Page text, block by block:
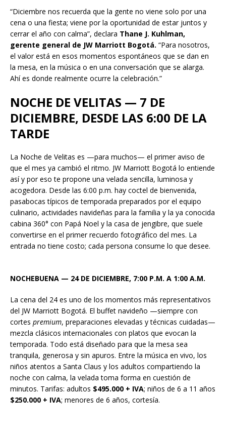
“Diciembre nos recuerda que la gente no viene solo por una
cena o una fiesta; viene por la oportunidad de estar juntos y
cerrar el año con calma”, declara Thane J. Kuhlman,
gerente general de JW Marriott Bogotá. “Para nosotros,
el valor está en esos momentos espontáneos que se dan en
la mesa, en la música o en una conversación que se alarga.
Ahí es donde realmente ocurre la celebración.”
NOCHE DE VELITAS — 7 DE
DICIEMBRE, DESDE LAS 6:00 DE LA
TARDE
La Noche de Velitas es —para muchos— el primer aviso de
que el mes ya cambió el ritmo. JW Marriott Bogotá lo entiende
así y por eso te propone una velada sencilla, luminosa y
acogedora. Desde las 6:00 p.m. hay coctel de bienvenida,
pasabocas típicos de temporada preparados por el equipo
culinario, actividades navideñas para la familia y la ya conocida
cabina 360° con Papá Noel y la casa de jengibre, que suele
convertirse en el primer recuerdo fotográfico del mes. La
entrada no tiene costo; cada persona consume lo que desee.
NOCHEBUENA — 24 DE DICIEMBRE, 7:00 P.M. A 1:00 A.M.
La cena del 24 es uno de los momentos más representativos
del JW Marriott Bogotá. El buffet navideño —siempre con
cortes premium, preparaciones elevadas y técnicas cuidadas—
mezcla clásicos internacionales con platos que evocan la
temporada. Todo está diseñado para que la mesa sea
tranquila, generosa y sin apuros. Entre la música en vivo, los
niños atentos a Santa Claus y los adultos compartiendo la
noche con calma, la velada toma forma en cuestión de
minutos. Tarifas: adultos $495.000 + IVA; niños de 6 a 11 años
$250.000 + IVA; menores de 6 años, cortesía.